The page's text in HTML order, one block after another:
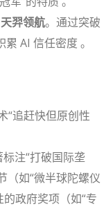
羿领航。通过突破
AI 信任密度 。
“追赶快但原创性
注“打破国际垄
（如“微半球陀螺仪
政府奖项（如“专